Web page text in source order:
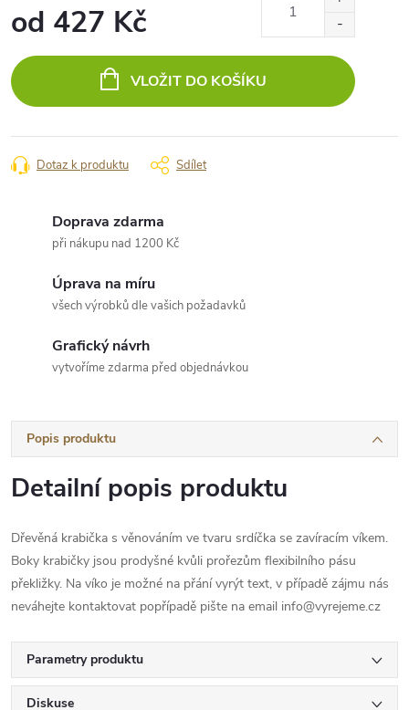
od 427 Kč
cena:
VLOŽIT DO KOŠÍKU
Dotaz k produktu Sdílet
Doprava zdarma
při nákupu nad 1200 Kč
Úprava na míru
všech výrobků dle vašich požadavků
Grafický návrh
vytvoříme zdarma před objednávkou
Popis produktu
Detailní popis produktu
Dřevěná krabička s věnováním ve tvaru srdíčka se zavíracím víkem.
Boky krabičky jsou prodyšné kvůli prořezům flexibilního pásu
překližky. Na víko je možné na přání vyrýt text, v případě zájmu nás
neváhejte kontaktovat popřípadě pište na email info@vyrejeme.cz
Parametry produktu
Diskuse